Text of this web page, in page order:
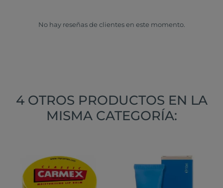
No hay reseñas de clientes en este momento.
4 OTROS PRODUCTOS EN LA
MISMA CATEGORÍA: